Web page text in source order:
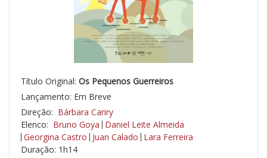
Título Original: Os Pequenos Guerreiros
Lançamento: Em Breve
Direção: Bárbara Cariry
Elenco: Bruno Goya Daniel Leite Almeida
Georgina Castro Juan Calado Lara Ferreira
Duração: 1h14